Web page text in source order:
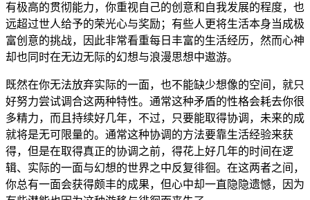
有极高的贯彻能力，你重视自己的创意和自我发展的程度，也
远超过世人给予的荣光心与奖励；有些人更将生活本身当成极
富创意的挑战，因此非常看重每日丰富的生活经历，然而心神
却也同时在无边无际的幻想与浪漫思想中遨游。
既然在你无法放弃实际的一面，也不能缺少想像的空间，就只
好努力尝试调合这两种特性。通常这种矛盾的性格会耗去你很
多精力，而且持续好几年，不过，只要能取得协调，未来的成
就将是无可限量的。通常这种协调的方法要靠生活经验来获
得，但是在取得真正的协调之前，得花上好几年的时间在逻
辑、实际的一面与幻想的世界之中反复徘徊。在这两者之间，
你总有一面会获得颇丰的成果，但心中却一直隐隐遗憾，因为